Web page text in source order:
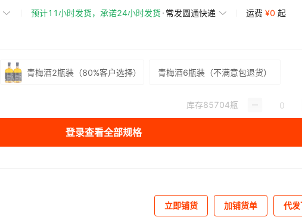
预计11小时发货，承诺24小时发货 常发圆通快递 运费 ¥0 起
青梅酒2瓶装（80%客户选择） 青梅酒6瓶装（不满意包退货）
库存85704瓶
登录查看全部规格
立即铺货 加铺货单 代